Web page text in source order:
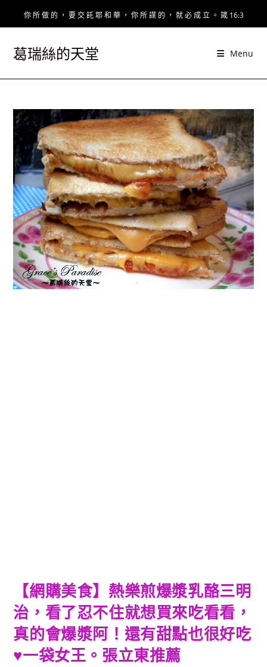
你 所 做 的 ， 要 交 託 耶 和 華 ， 你 所 謀 的 ， 就 必 成 立 。 箴 16:3
葛瑞絲的天堂 Menu
【網購美食】熱樂煎爆漿乳酪三明
治，看了忍不住就想買來吃看看，
真的會爆漿阿！還有甜點也很好吃
♥一袋女王。張立東推薦